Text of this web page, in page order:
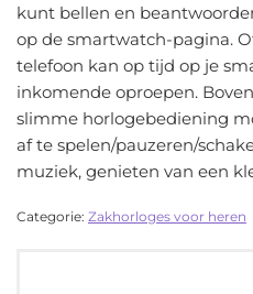
kunt bellen en
op de smartwatch-pagina.
telefoon kan op tijd op je
inkomende oproepen.
slimme horlogebediening
af te spelen/pauzeren/
muziek, genieten van een
Categorie: Zakhorloges voor heren